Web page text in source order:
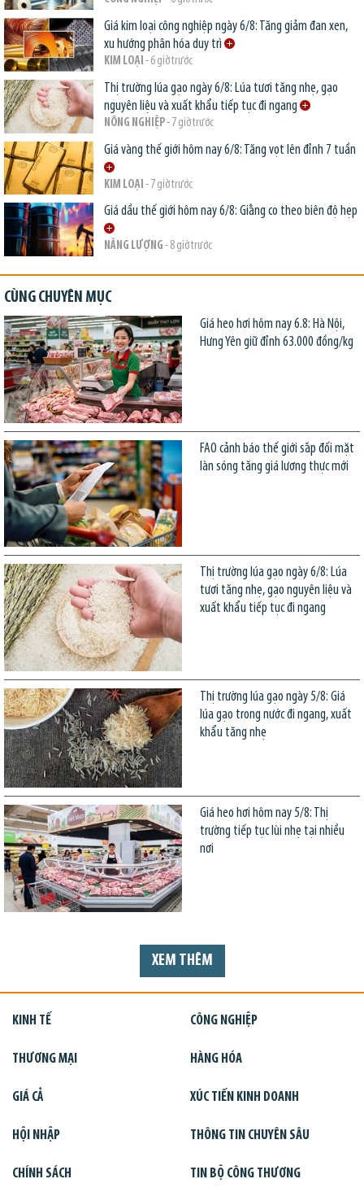
Giá kim loại công nghiệp ngày 6/8: Tăng giảm đan xen,
xu hướng phân hóa duy trì
KIM LOẠI - 6 giờ trước
Thị trường lúa gạo ngày 6/8: Lúa tươi tăng nhẹ, gạo
nguyên liệu và xuất khẩu tiếp tục đi ngang
NÔNG NGHIỆP- 7 giờ trước
Giá vàng thế giới hôm nay 6/8: Tăng vọt lên đỉnh 7 tuần
KIM LOẠI - 7 giờ trước
Giá dầu thế giới hôm nay 6/8: Giằng co theo biên độ hẹp
NĂNG LƯỢNG - 8 giờ trước
CÙNG CHUYÊN MỤC
Giá heo hơi hôm nay 6.8: Hà Nội,
Hưng Yên giữ đỉnh 63.000 đồng/kg
FAO cảnh báo thế giới sắp đối mặt
làn sóng tăng giá lương thực mới
Thị trường lúa gạo ngày 6/8: Lúa
tươi tăng nhẹ, gạo nguyên liệu và
xuất khẩu tiếp tục đi ngang
Thị trường lúa gạo ngày 5/8: Giá
lúa gạo trong nước đi ngang, xuất
khẩu tăng nhẹ
Giá heo hơi hôm nay 5/8: Thị
trường tiếp tục lùi nhẹ tại nhiều
nơi
XEM THÊM
KINH TẾ CÔNG NGHIỆP
THƯƠNG MẠI HÀNG HÓA
GIÁ CẢ XÚC TIẾN KINH DOANH
HỘI NHẬP THÔNG TIN CHUYÊN SÂU
CHÍNH SÁCH TIN BỘ CÔNG THƯƠNG